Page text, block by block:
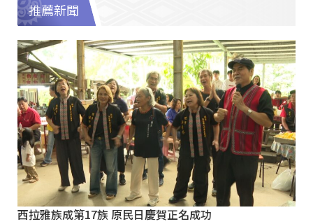
推薦新聞
西拉雅族成第17族 原民日慶賀正名成功